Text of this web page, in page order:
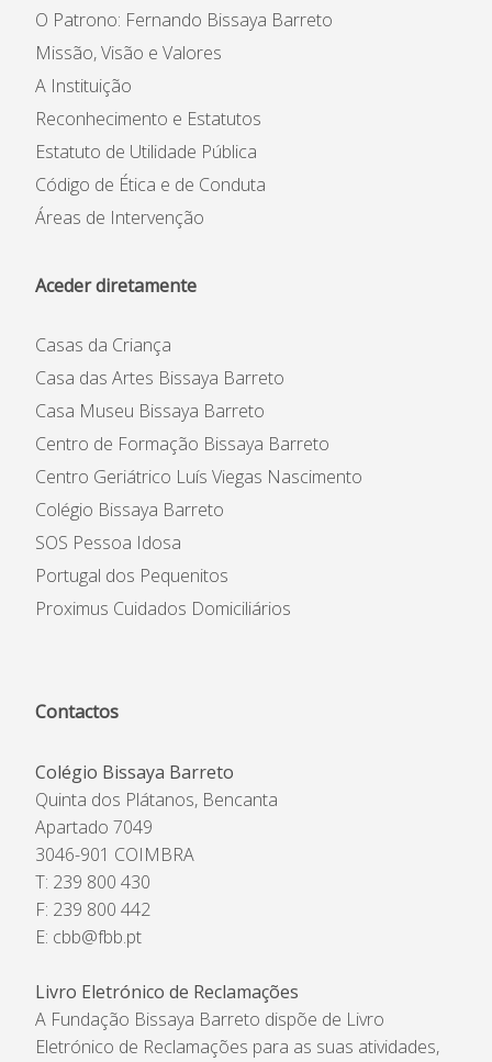
O Patrono: Fernando Bissaya Barreto
Missão, Visão e Valores
A Instituição
Reconhecimento e Estatutos
Estatuto de Utilidade Pública
Código de Ética e de Conduta
Áreas de Intervenção
Aceder diretamente
Casas da Criança
Casa das Artes Bissaya Barreto
Casa Museu Bissaya Barreto
Centro de Formação Bissaya Barreto
Centro Geriátrico Luís Viegas Nascimento
Colégio Bissaya Barreto
SOS Pessoa Idosa
Portugal dos Pequenitos
Proximus Cuidados Domiciliários
Contactos
Colégio Bissaya Barreto
Quinta dos Plátanos, Bencanta
Apartado 7049
3046-901 COIMBRA
T: 239 800 430
F: 239 800 442
E: cbb@fbb.pt
Livro Eletrónico de Reclamações
A Fundação Bissaya Barreto dispõe de Livro
Eletrónico de Reclamações para as suas atividades,